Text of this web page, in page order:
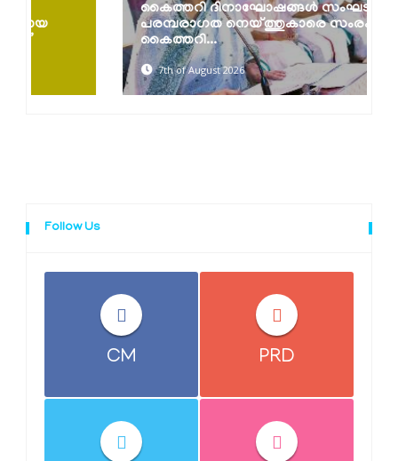
കൈത്തറി ദിനാഘോഷങ്ങൾ സംഘടിപ്പിച്ചു;
പരമ്പരാഗത നെയ്ത്തുകാരെ സംരക്ഷിച്ച്
കൈത്തറി...
7th of August 2026
Follow Us
CM PRD